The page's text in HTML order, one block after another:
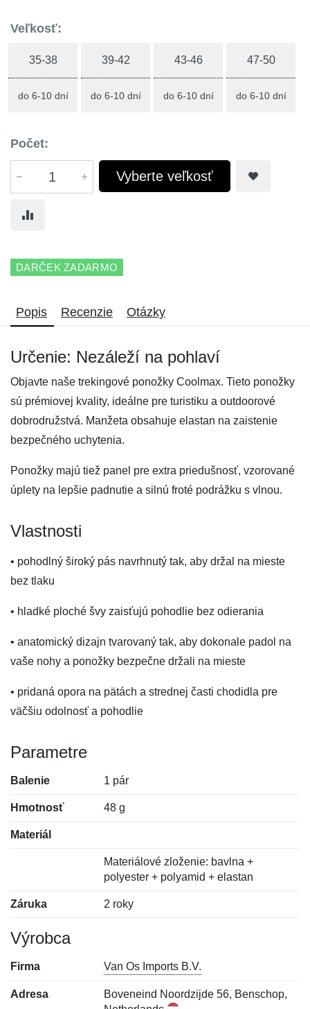
Veľkosť:
35-38
do 6-10 dní
39-42
do 6-10 dní
43-46
do 6-10 dní
47-50
do 6-10 dní
Počet:
Vyberte veľkosť
DARČEK ZADARMO
Popis Recenzie Otázky
Určenie: Nezáleží na pohlaví
Objavte naše trekingové ponožky Coolmax. Tieto ponožky
sú prémiovej kvality, ideálne pre turistiku a outdoorové
dobrodružstvá. Manžeta obsahuje elastan na zaistenie
bezpečného uchytenia.
Ponožky majú tiež panel pre extra priedušnosť, vzorované
úplety na lepšie padnutie a silnú froté podrážku s vlnou.
Vlastnosti
• pohodlný široký pás navrhnutý tak, aby držal na mieste
bez tlaku
• hladké ploché švy zaisťujú pohodlie bez odierania
• anatomický dizajn tvarovaný tak, aby dokonale padol na
vaše nohy a ponožky bezpečne držali na mieste
• pridaná opora na pätách a strednej časti chodidla pre
väčšiu odolnosť a pohodlie
Parametre
Balenie 1 pár
Hmotnosť 48 g
Materiál
Materiálové zloženie: bavlna +
polyester + polyamid + elastan
Záruka 2 roky
Výrobca
Firma Van Os Imports B.V.
Adresa
Boveneind Noordzijde 56, Benschop,